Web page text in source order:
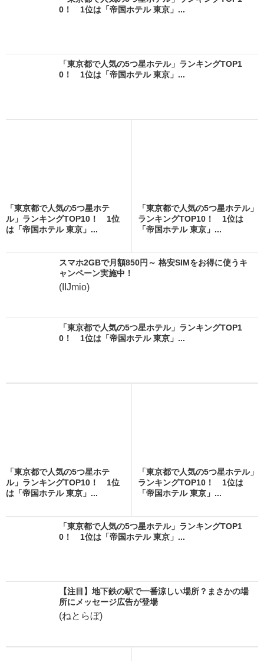
0！ 1位は「帝国ホテル 東京」...
「東京都で人気の5つ星ホテル」ランキングTOP1
0！ 1位は「帝国ホテル 東京」...
「東京都で人気の5つ星ホテ
ル」ランキングTOP10！ 1位
は「帝国ホテル 東京」...
「東京都で人気の5つ星ホテル」
ランキングTOP10！ 1位は
「帝国ホテル 東京」...
スマホ2GBで月額850円～ 格安SIMをお得に使うキ
ャンペーン実施中！
(IIJmio)
「東京都で人気の5つ星ホテル」ランキングTOP1
0！ 1位は「帝国ホテル 東京」...
「東京都で人気の5つ星ホテ
ル」ランキングTOP10！ 1位
は「帝国ホテル 東京」...
「東京都で人気の5つ星ホテル」
ランキングTOP10！ 1位は
「帝国ホテル 東京」...
「東京都で人気の5つ星ホテル」ランキングTOP1
0！ 1位は「帝国ホテル 東京」...
【注目】地下鉄の駅で一番涼しい場所？まさかの場
所にメッセージ広告が登場
(ねとらぼ)